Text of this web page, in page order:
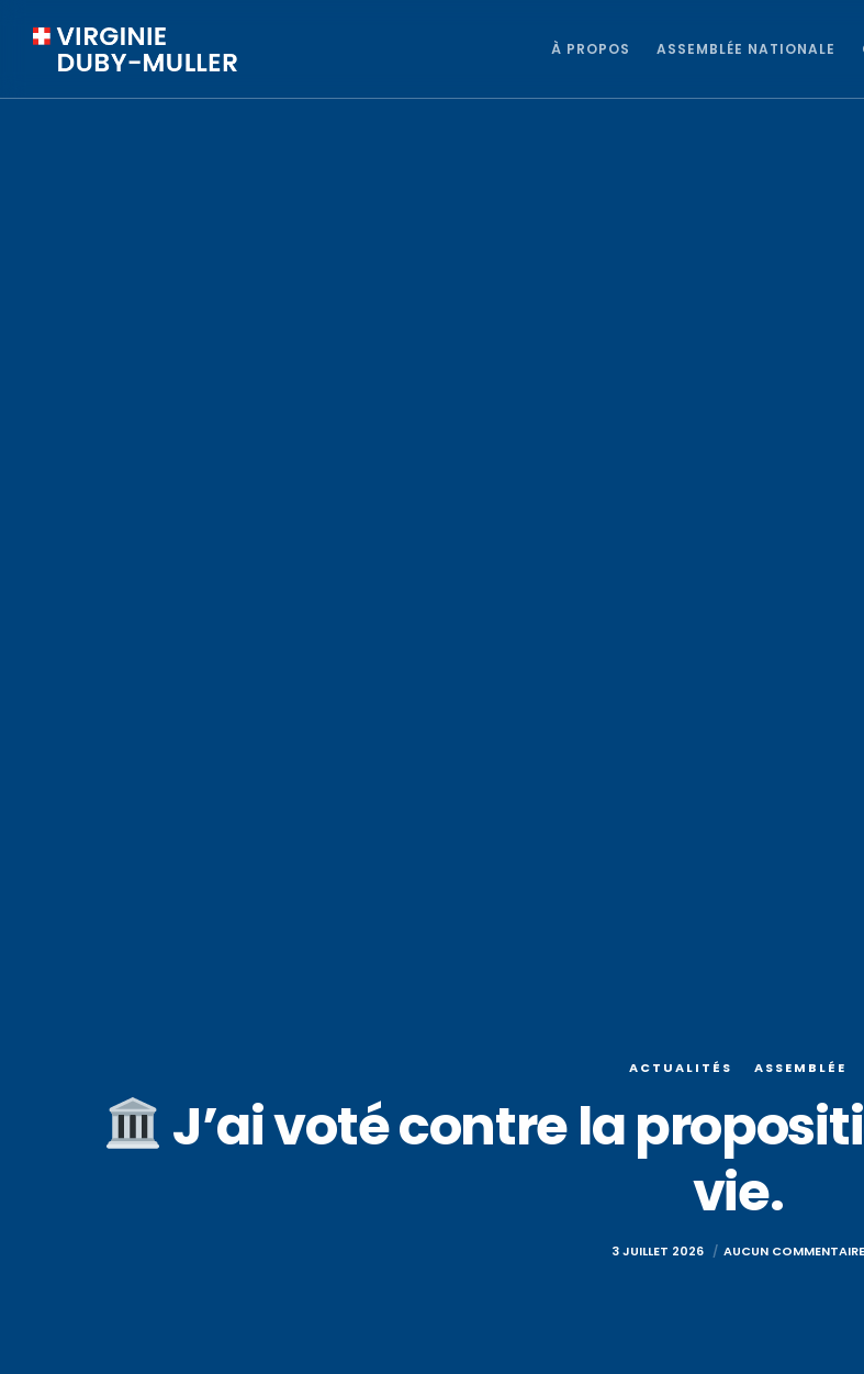
À PROPOS ASSEMBLÉE NATIONALE
ACTUALITÉS ASSEMBLÉE
J’ai voté contre la
vie.
3 JUILLET 2026 AUCUN COMMENTAIRE